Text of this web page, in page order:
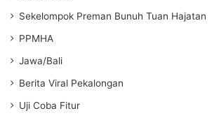
Sekelompok Preman Bunuh Tuan Hajatan
PPMHA
Jawa/Bali
Berita Viral Pekalongan
Uji Coba Fitur